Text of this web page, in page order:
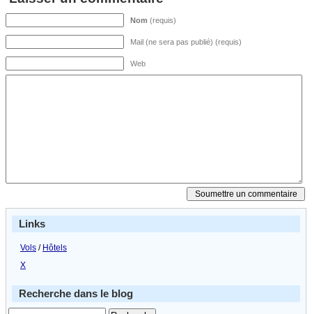
Nom (requis)
Mail (ne sera pas publié) (requis)
Web
Links
Vols / Hôtels
X
Recherche dans le blog